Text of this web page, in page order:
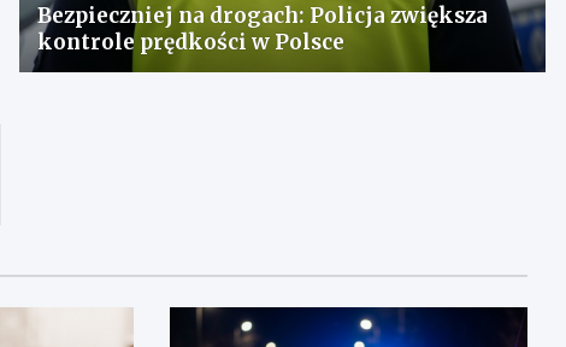
Bezpieczniej na drogach: Policja zwiększa
kontrole prędkości w Polsce